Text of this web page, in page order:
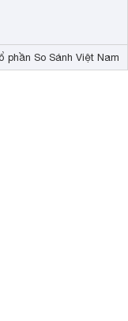
So Sánh Việt Nam